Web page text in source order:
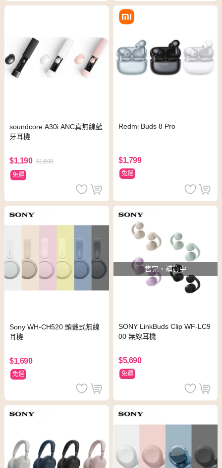
soundcore A30i ANC真無線藍
牙耳機
$1,190 $1,690
免運
Redmi Buds 8 Pro
$1,799
免運
Sony WH-CH520 頭戴式無線
耳機
$1,690
免運
售完，補貨中
SONY LinkBuds Clip WF-LC9
00 無線耳機
$5,690
免運